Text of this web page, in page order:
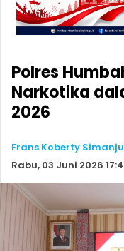
Polres
Narkotika
2026
Frans Koberty
Rabu, 03 Juni 2026